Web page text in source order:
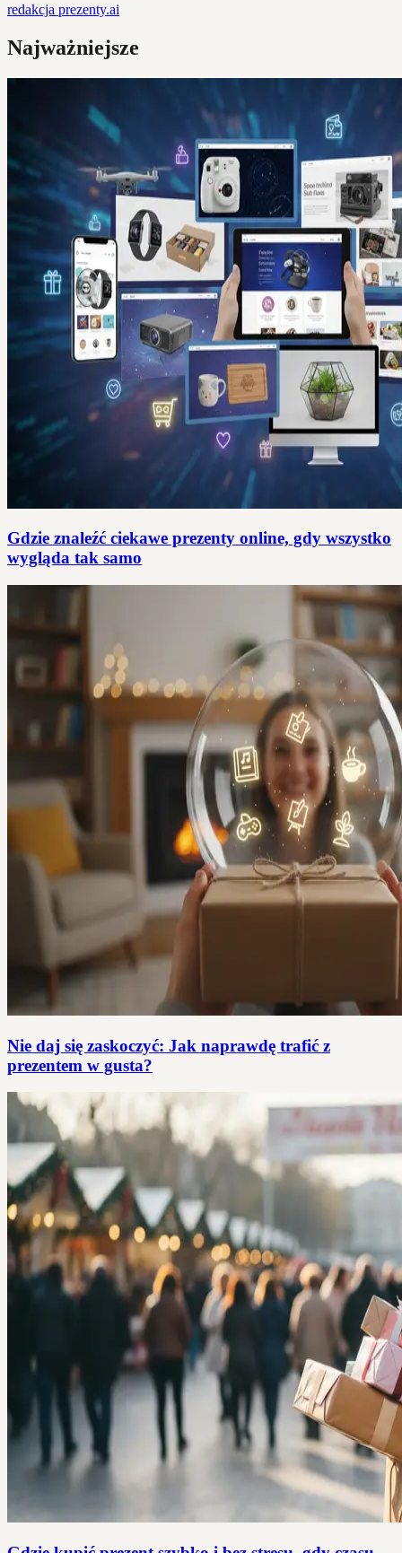
redakcja prezenty.ai
Najważniejsze
Gdzie znaleźć ciekawe prezenty online, gdy wszystko
wygląda tak samo
Nie daj się zaskoczyć: Jak naprawdę trafić z
prezentem w gusta?